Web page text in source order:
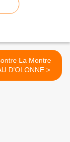
La Montre
CHATEAU D'OLONNE >